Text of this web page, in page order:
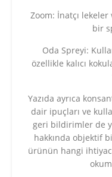
Zoom: İnatçı
bir
Oda Spreyi:
özellikle kalıcı
Yazıda ayrıca
dair ipuçları ve
geri bildirimler de
hakkında objektif
ürünün hangi